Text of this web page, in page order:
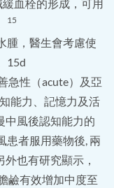
血栓的形成，可用
15
腫，醫生會考慮使
15d
急性（acute）及亞
能力、記憶力及活
中風後認知能力的
患者服用藥物後, 兩
外也有研究顯示，
鹼有效增加中度至